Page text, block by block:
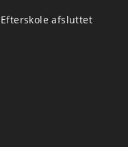
afsluttet